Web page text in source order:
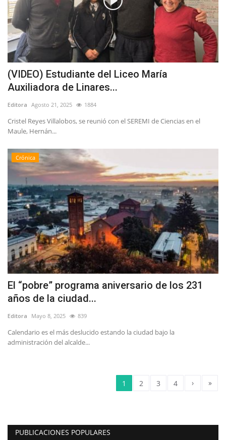
(VIDEO) Estudiante del Liceo María
Auxiliadora de Linares...
Editora Agosto 21, 2025 1884
Cristel Reyes Villalobos, se reunió con el SEREMI de Ciencias en el
Maule, Hernán...
Crónica
El “pobre” programa aniversario de los 231
años de la ciudad...
Editora Mayo 8, 2025 839
Calendario es el más deslucido estando la ciudad bajo la
administración del alcalde...
1 2 3 4 › »
PUBLICACIONES POPULARES